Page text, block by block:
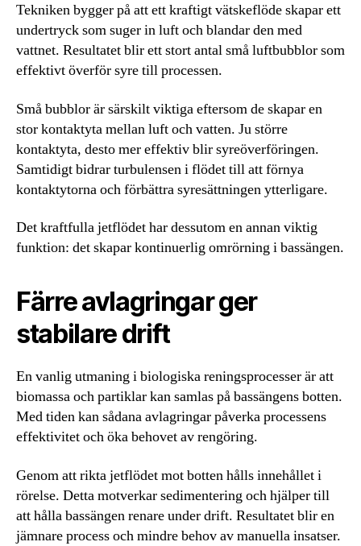
Tekniken bygger på att ett kraftigt vätskeflöde skapar ett
undertryck som suger in luft och blandar den med
vattnet. Resultatet blir ett stort antal små luftbubblor som
effektivt överför syre till processen.
Små bubblor är särskilt viktiga eftersom de skapar en
stor kontaktyta mellan luft och vatten. Ju större
kontaktyta, desto mer effektiv blir syreöverföringen.
Samtidigt bidrar turbulensen i flödet till att förnya
kontaktytorna och förbättra syresättningen ytterligare.
Det kraftfulla jetflödet har dessutom en annan viktig
funktion: det skapar kontinuerlig omrörning i bassängen.
Färre avlagringar ger
stabilare drift
En vanlig utmaning i biologiska reningsprocesser är att
biomassa och partiklar kan samlas på bassängens botten.
Med tiden kan sådana avlagringar påverka processens
effektivitet och öka behovet av rengöring.
Genom att rikta jetflödet mot botten hålls innehållet i
rörelse. Detta motverkar sedimentering och hjälper till
att hålla bassängen renare under drift. Resultatet blir en
jämnare process och mindre behov av manuella insatser.